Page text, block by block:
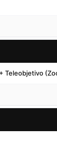
Teleobjetivo